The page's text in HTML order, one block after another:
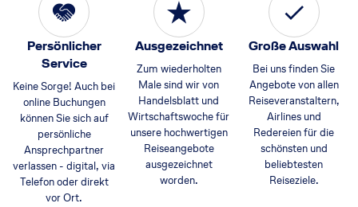
Persönlicher
Service
Keine Sorge! Auch bei
online Buchungen
können Sie sich auf
persönliche
Ansprechpartner
verlassen - digital, via
Telefon oder direkt
vor Ort.
Ausgezeichnet
Zum wiederholten
Male sind wir von
Handelsblatt und
Wirtschaftswoche für
unsere hochwertigen
Reiseangebote
ausgezeichnet
worden.
Große Auswahl
Bei uns finden Sie
Angebote von allen
Reiseveranstaltern,
Airlines und
Redereien für die
schönsten und
beliebtesten
Reiseziele.